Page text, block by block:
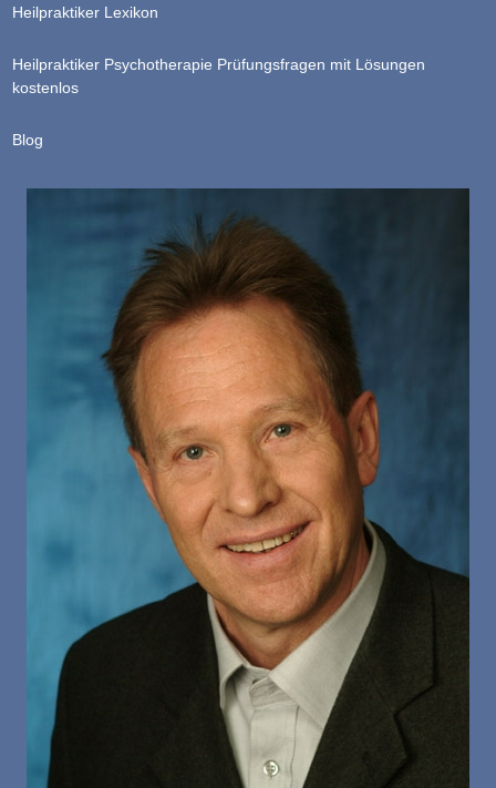
Heilpraktiker Lexikon
Heilpraktiker Psychotherapie Prüfungsfragen mit Lösungen
kostenlos
Blog